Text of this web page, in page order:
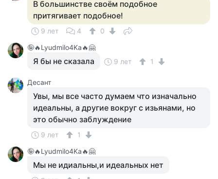
В большинстве своём подобное
притягивает подобное!
9 лет 4
0
🤪🔥Lyudmilo4Ka🔥🤗
Я бы не сказала 9 лет 1
Десант
Увы, мы все часто думаем что изначально
идеальны, а другие вокруг с изьянами, но
это обычно заблуждение
9 лет
1
🤪🔥Lyudmilo4Ka🔥🤗
Мы не идиальны,и идеальных нет